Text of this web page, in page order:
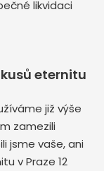
likvidaci
eternitu
již výše
zamezili
jsme vaše, ani
v Praze 12